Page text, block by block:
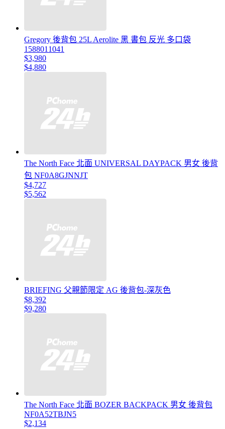
Gregory 後背包 25L Aerolite 黑 書包 反光 多口袋
1588011041
$3,980
$4,880
The North Face 北面 UNIVERSAL DAYPACK 男女 後背
包 NF0A8GJNNJT
$4,727
$5,562
BRIEFING 父親節限定 AG 後背包-深灰色
$8,392
$9,280
The North Face 北面 BOZER BACKPACK 男女 後背包
NF0A52TBJN5
$2,134